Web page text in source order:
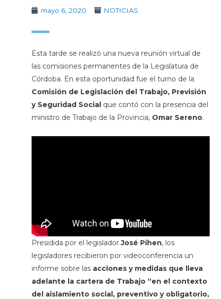
mayo 6, 2020
NOTICIAS
Esta tarde se realizó una nueva reunión virtual de
las comisiones permanentes de la Legislatura de
Córdoba. En esta oportunidad fue el turno de la
Comisión de Legislación del Trabajo, Previsión
y Seguridad Socialque contó con la presencia del
ministro de Trabajo de la Provincia, Omar Sereno.
Presidida por el legisladorJosé Pihen, los
legisladores recibieron por videoconferencia un
informe sobre las acciones y medidas que lleva
adelante la cartera de Trabajo “en el contexto
del aislamiento social, preventivo y obligatorio,